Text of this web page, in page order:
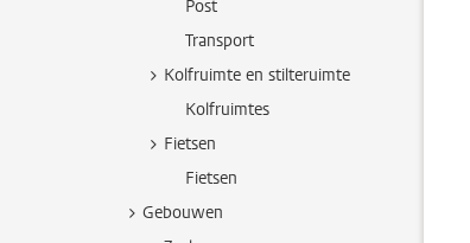
Post
Transport
Kolfruimte en stilteruimte
Kolfruimtes
Fietsen
Fietsen
Gebouwen